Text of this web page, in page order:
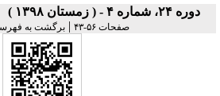
دوره ۲۴، شماره ۴ - ( زمستان ۱۳۹۸ )
صفحات ۵۶-۴۳
| برگشت به